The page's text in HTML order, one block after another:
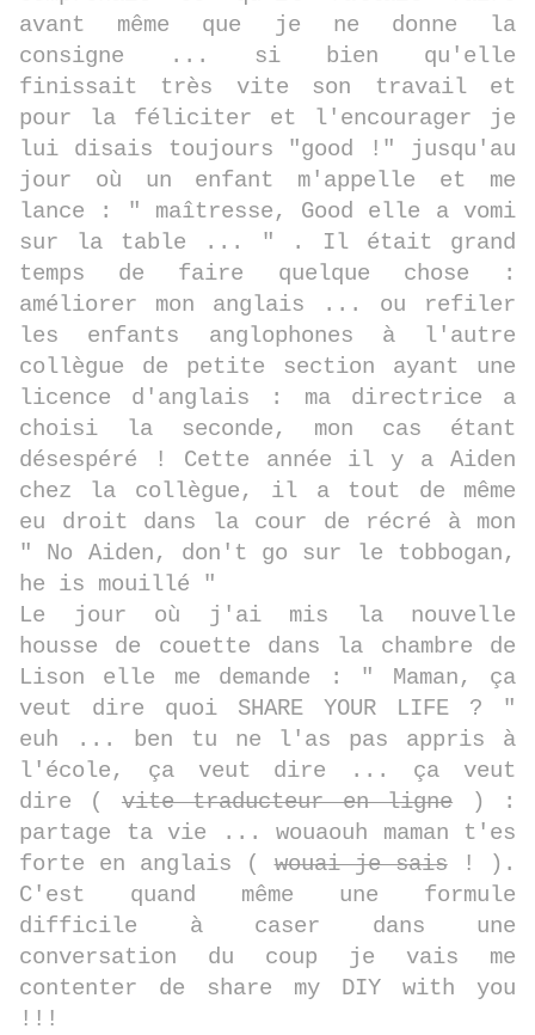
avant même que je ne donne la
consigne ... si bien qu'elle
finissait très vite son travail et
pour la féliciter et l'encourager je
lui disais toujours "good !" jusqu'au
jour où un enfant m'appelle et me
lance : " maîtresse, Good elle a vomi
sur la table ... " . Il était grand
temps de faire quelque chose :
améliorer mon anglais ... ou refiler
les enfants anglophones à l'autre
collègue de petite section ayant une
licence d'anglais : ma directrice a
choisi la seconde, mon cas étant
désespéré ! Cette année il y a Aiden
chez la collègue, il a tout de même
eu droit dans la cour de récré à mon
" No Aiden, don't go sur le tobbogan,
he is mouillé "
Le jour où j'ai mis la nouvelle
housse de couette dans la chambre de
Lison elle me demande : " Maman, ça
veut dire quoi SHARE YOUR LIFE ? "
euh ... ben tu ne l'as pas appris à
l'école, ça veut dire ... ça veut
dire ( vite traducteur en ligne ) :
partage ta vie ... wouaouh maman t'es
forte en anglais (wouai je sais! ).
C'est quand même une formule
difficile à caser dans une
conversation du coup je vais me
contenter de share my DIY with you
!!!